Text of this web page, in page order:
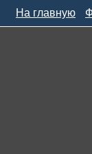
На главную